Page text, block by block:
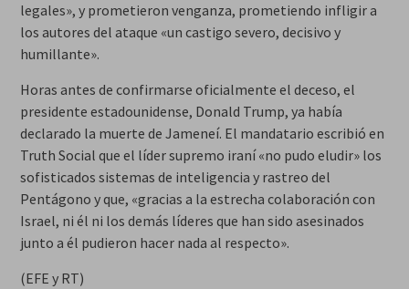
legales», y prometieron venganza, prometiendo infligir a
los autores del ataque «un castigo severo, decisivo y
humillante».
Horas antes de confirmarse oficialmente el deceso, el
presidente estadounidense, Donald Trump, ya había
declarado la muerte de Jameneí. El mandatario escribió en
Truth Social que el líder supremo iraní «no pudo eludir» los
sofisticados sistemas de inteligencia y rastreo del
Pentágono y que, «gracias a la estrecha colaboración con
Israel, ni él ni los demás líderes que han sido asesinados
junto a él pudieron hacer nada al respecto».
(EFE y RT)